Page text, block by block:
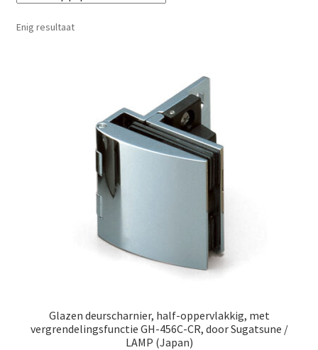
Neem contact op met
Enig resultaat
Glazen deurscharnier, half-oppervlakkig, met
vergrendelingsfunctie GH-456C-CR, door Sugatsune /
LAMP (Japan)